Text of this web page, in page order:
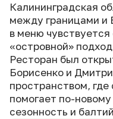
Калининградская
между границами и
в меню
«островной»
Ресторан был
Борисенко и
пространством,
помогает по-
сезонность и